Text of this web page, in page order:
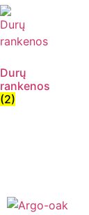
Durų
rankenos
(2)